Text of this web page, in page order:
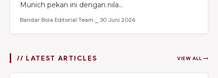
Munich pekan ini dengan nila...
Bandar Bola Editorial Team ⎯ 30 Juni 2026
// LATEST ARTICLES VIEW ALL →